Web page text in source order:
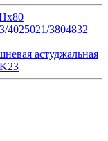
4025021/3804832
астуджальная